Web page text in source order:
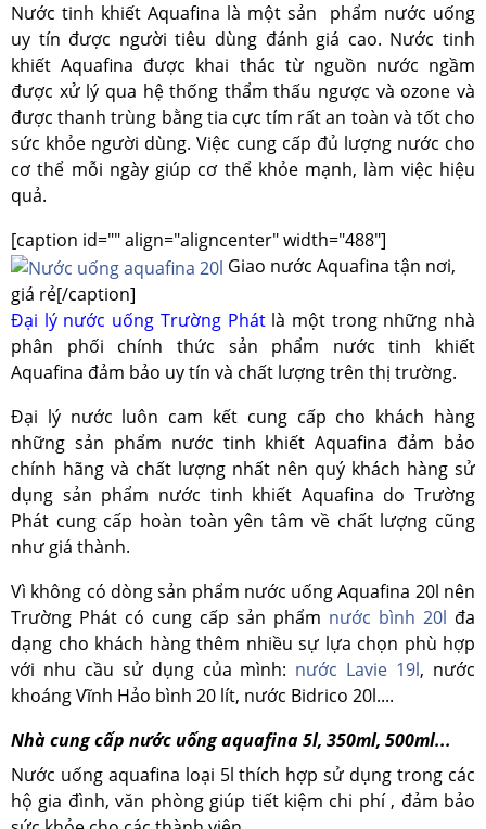
Nước tinh khiết Aquafina là một sản phẩm nước uống
uy tín được người tiêu dùng đánh giá cao. Nước tinh
khiết Aquafina được khai thác từ nguồn nước ngầm
được xử lý qua hệ thống thẩm thấu ngược và ozone và
được thanh trùng bằng tia cực tím rất an toàn và tốt cho
sức khỏe người dùng. Việc cung cấp đủ lượng nước cho
cơ thể mỗi ngày giúp cơ thể khỏe mạnh, làm việc hiệu
quả.
[caption id="" align="aligncenter" width="488"]
Giao nước Aquafina tận nơi,
giá rẻ[/caption]
Đại lý nước uống Trường Phátlà một trong những nhà
phân phối chính thức sản phẩm nước tinh khiết
Aquafina đảm bảo uy tín và chất lượng trên thị trường.
Đại lý nước luôn cam kết cung cấp cho khách hàng
những sản phẩm nước tinh khiết Aquafina đảm bảo
chính hãng và chất lượng nhất nên quý khách hàng sử
dụng sản phẩm nước tinh khiết Aquafina do Trường
Phát cung cấp hoàn toàn yên tâm về chất lượng cũng
như giá thành.
Vì không có dòng sản phẩm nước uống Aquafina 20l nên
Trường Phát có cung cấp sản phẩm nước bình 20l đa
dạng cho khách hàng thêm nhiều sự lựa chọn phù hợp
với nhu cầu sử dụng của mình: nước Lavie 19l, nước
khoáng Vĩnh Hảo bình 20 lít, nước Bidrico 20l....
Nhà cung cấp nước uống aquafina 5l, 350ml, 500ml...
Nước uống aquafina loại 5l thích hợp sử dụng trong các
hộ gia đình, văn phòng giúp tiết kiệm chi phí , đảm bảo